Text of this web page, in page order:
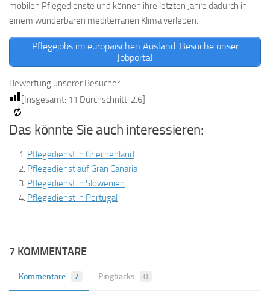
mobilen Pflegedienste und können ihre letzten Jahre dadurch in
einem wunderbaren mediterranen Klima verleben.
Pflegejobs im europäischen Ausland: Besuche unser
Jobportal
Bewertung unserer Besucher
[Insgesamt: 11 Durchschnitt: 2.6]
Das könnte Sie auch interessieren:
Pflegedienst in Griechenland
Pflegedienst auf Gran Canaria
Pflegedienst in Slowenien
Pflegedienst in Portugal
7 KOMMENTARE
Kommentare 7 Pingbacks 0